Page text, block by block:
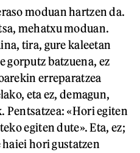
moduan hartzen da.
mehatxu moduan.
tira, gure kaleetan
gorputz batzuena, ez
erreparatzea
eta ez, demagun,
«Hori egiten
egiten dute». Eta, ez;
hori gustatzen